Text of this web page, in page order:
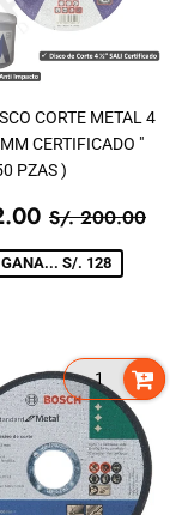
CORTE METAL 4
CERTIFICADO "
PZAS )
S/.
72.00
PRECIO
S/. 200.00
GANA... S/. 128